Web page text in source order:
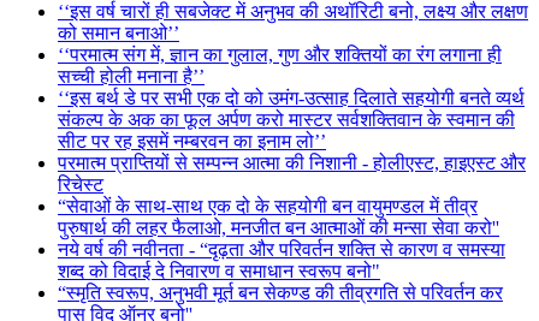
‘‘इस वर्ष चारों ही सबजेक्ट में अनुभव की अथॉरिटी बनो, लक्ष्य और लक्षण
को समान बनाओ’’
‘‘परमात्म संग में, ज्ञान का गुलाल, गुण और शक्तियों का रंग लगाना ही
सच्ची होली मनाना है’’
‘‘इस बर्थ डे पर सभी एक दो को उमंग-उत्साह दिलाते सहयोगी बनते व्यर्थ
संकल्प के अक का फूल अर्पण करो मास्टर सर्वशक्तिवान के स्वमान की
सीट पर रह इसमें नम्बरवन का इनाम लो’’
परमात्म प्राप्तियों से सम्पन्न आत्मा की निशानी - होलीएस्ट, हाइएस्ट और
रिचेस्ट
“सेवाओं के साथ-साथ एक दो के सहयोगी बन वायुमण्डल में तीव्र
पुरुषार्थ की लहर फैलाओ, मनजीत बन आत्माओं की मन्सा सेवा करो''
नये वर्ष की नवीनता - “दृढ़ता और परिवर्तन शक्ति से कारण व समस्या
शब्द को विदाई दे निवारण व समाधान स्वरूप बनो"
“स्मृति स्वरूप, अनुभवी मूर्त बन सेकण्ड की तीव्रगति से परिवर्तन कर
पास विद ऑनर बनो''